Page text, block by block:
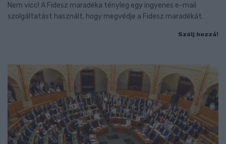
Nem vicc! A Fidesz maradéka tényleg egy ingyenes e-mail
szolgáltatást használt, hogy megvédje a Fidesz maradékát.
Szólj hozzá!